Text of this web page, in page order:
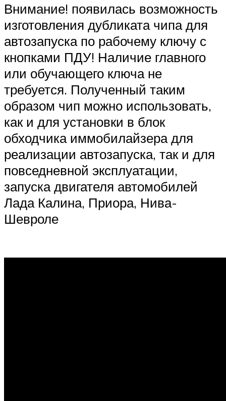
Внимание! появилась возможность
изготовления дубликата чипа для
автозапуска по рабочему ключу с
кнопками ПДУ! Наличие главного
или обучающего ключа не
требуется. Полученный таким
образом чип можно использовать,
как и для установки в блок
обходчика иммобилайзера для
реализации автозапуска, так и для
повседневной эксплуатации,
запуска двигателя автомобилей
Лада Калина, Приора, Нива-
Шевроле